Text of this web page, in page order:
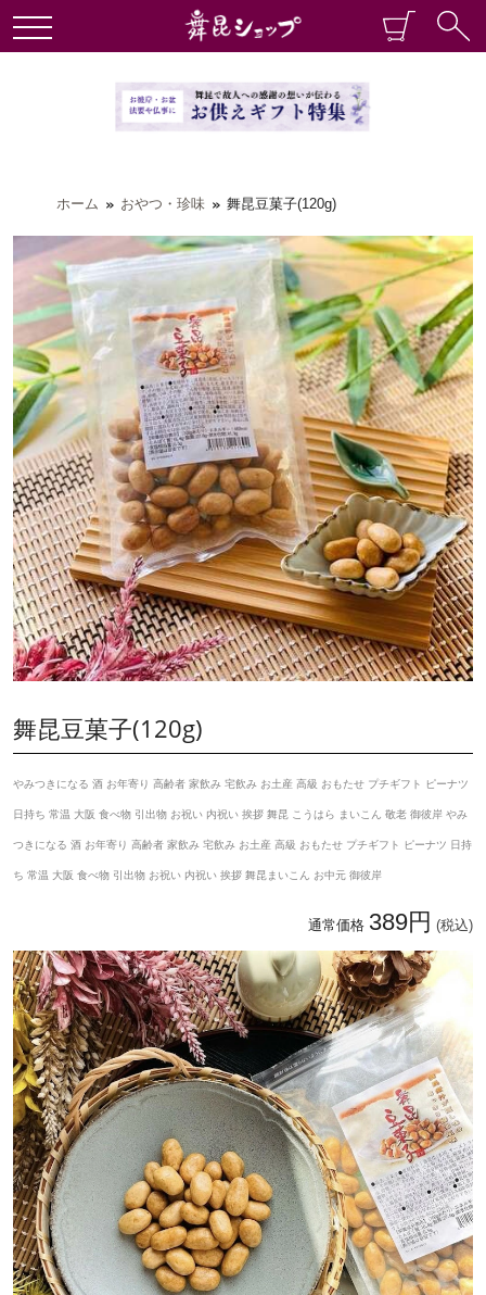
ホーム おやつ・珍味 舞昆豆菓子(120g)
舞昆豆菓子(120g)
やみつきになる 酒 お年寄り 高齢者 家飲み 宅飲み お土産 高級 おもたせ プチギフト ピーナツ
日持ち 常温 大阪 食べ物 引出物 お祝い 内祝い 挨拶 舞昆 こうはら まいこん 敬老 御彼岸 やみ
つきになる 酒 お年寄り 高齢者 家飲み 宅飲み お土産 高級 おもたせ プチギフト ピーナツ 日持
ち 常温 大阪 食べ物 引出物 お祝い 内祝い 挨拶 舞昆まいこん お中元 御彼岸
通常価格 389円 (税込)